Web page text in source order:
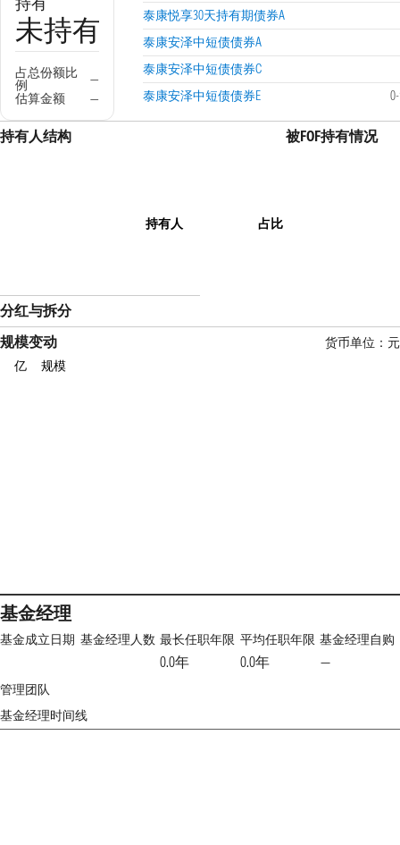
未持有
占总份额比
例
—
估算金额
—
泰康悦享30天持有期债券A
泰康安泽中短债债券A
泰康安泽中短债债券C
泰康安泽中短债债券E
持有人结构
持有人 占比
被FOF持有情况
分红与拆分
规模变动
货币单位：元
亿
规模
基金经理
基金成立日期 基金经理人数 最长任职年限
0.0年
平均任职年限
0.0年
基金经理自购
—
管理团队
基金经理时间线